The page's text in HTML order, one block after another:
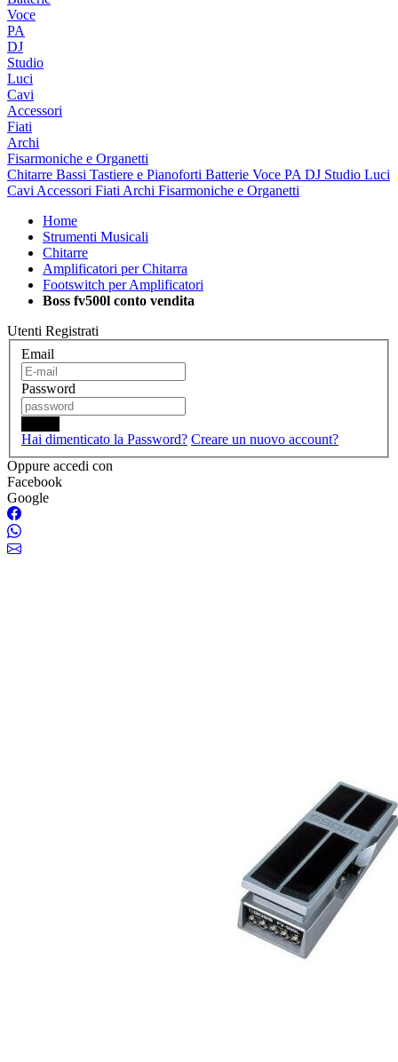
Voce
PA
DJ
Studio
Luci
Cavi
Accessori
Fiati
Archi
Fisarmoniche e Organetti
Chitarre Bassi Tastiere e Pianoforti Batterie Voce PA DJ Studio Luci
Cavi Accessori Fiati Archi Fisarmoniche e Organetti
Home
Strumenti Musicali
Chitarre
Amplificatori per Chitarra
Footswitch per Amplificatori
Boss fv500l conto vendita
Utenti Registrati
Email
Password
Hai dimenticato la Password? Creare un nuovo account?
Oppure accedi con
Facebook
Google